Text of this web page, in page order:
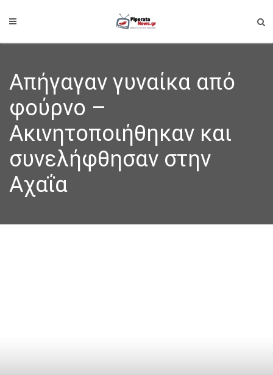
Απήγαγαν γυναίκα από
φούρνο –
Ακινητοποιήθηκαν και
συνελήφθησαν στην
Αχαΐα